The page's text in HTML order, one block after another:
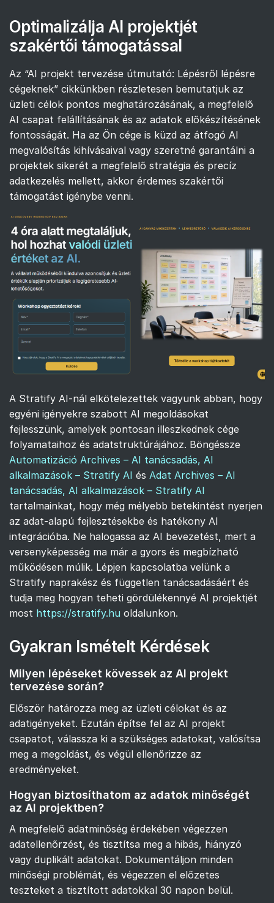
Optimalizálja AI projektjét
szakértői támogatással
Az “AI projekt tervezése útmutató: Lépésről lépésre
cégeknek” cikkünkben részletesen bemutatjuk az
üzleti célok pontos meghatározásának, a megfelelő
AI csapat felállításának és az adatok előkészítésének
fontosságát. Ha az Ön cége is küzd az átfogó AI
megvalósítás kihívásaival vagy szeretné garantálni a
projektek sikerét a megfelelő stratégia és precíz
adatkezelés mellett, akkor érdemes szakértői
támogatást igénybe venni.
A Stratify AI-nál elkötelezettek vagyunk abban, hogy
egyéni igényekre szabott AI megoldásokat
fejlesszünk, amelyek pontosan illeszkednek cége
folyamataihoz és adatstruktúrájához. Böngéssze
Automatizáció Archives – AI tanácsadás, AI
alkalmazások – Stratify AI és Adat Archives – AI
tanácsadás, AI alkalmazások – Stratify AI
tartalmainkat, hogy még mélyebb betekintést nyerjen
az adat-alapú fejlesztésekbe és hatékony AI
integrációba. Ne halogassa az AI bevezetést, mert a
versenyképesség ma már a gyors és megbízható
működésen múlik. Lépjen kapcsolatba velünk a
Stratify naprakész és független tanácsadásáért és
tudja meg hogyan teheti gördülékennyé AI projektjét
most https://stratify.hu oldalunkon.
Gyakran Ismételt Kérdések
Milyen lépéseket kövessek az AI projekt
tervezése során?
Először határozza meg az üzleti célokat és az
adatigényeket. Ezután építse fel az AI projekt
csapatot, válassza ki a szükséges adatokat, valósítsa
meg a megoldást, és végül ellenőrizze az
eredményeket.
Hogyan biztosíthatom az adatok minőségét
az AI projektben?
A megfelelő adatminőség érdekében végezzen
adatellenőrzést, és tisztítsa meg a hibás, hiányzó
vagy duplikált adatokat. Dokumentáljon minden
minőségi problémát, és végezzen el előzetes
teszteket a tisztított adatokkal 30 napon belül.